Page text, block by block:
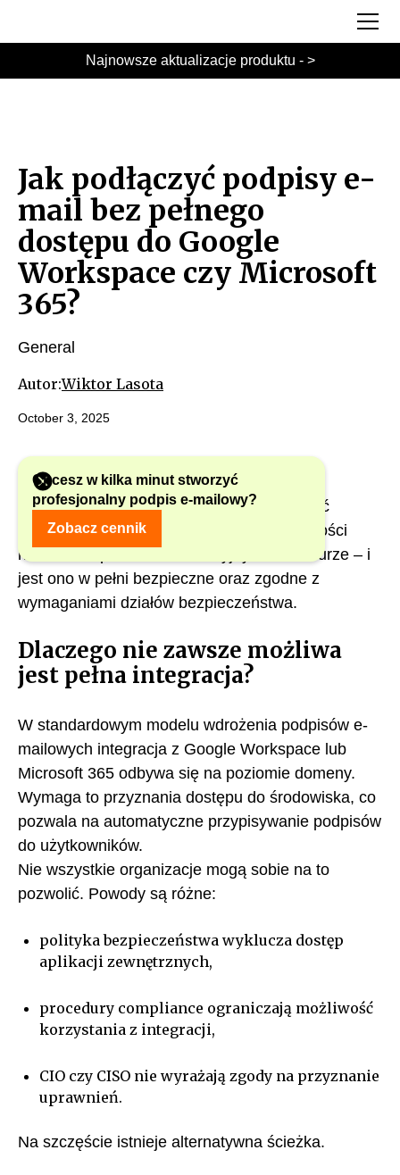
Najnowsze aktualizacje produktu - >
Jak podłączyć podpisy e-
mail bez pełnego
dostępu do Google
Workspace czy Microsoft
365?
General
Autor:Wiktor Lasota
October 3, 2025
Chcesz w kilka minut stworzyć
profesjonalny podpis e-mailowy?
Zobacz cennik
Istnieje rozwiązanie, które pozwala wdrożyć
profesjonalne stopki email
bez konieczności
nadawania praw administracyjnych w chmurze – i
jest ono w pełni bezpieczne oraz zgodne z
wymaganiami działów bezpieczeństwa.
Dlaczego nie zawsze możliwa
jest pełna integracja?
W standardowym modelu wdrożenia podpisów e-
mailowych integracja z Google Workspace lub
Microsoft 365 odbywa się na poziomie domeny.
Wymaga to przyznania dostępu do środowiska, co
pozwala na automatyczne przypisywanie podpisów
do użytkowników.
Nie wszystkie organizacje mogą sobie na to
pozwolić. Powody są różne:
polityka bezpieczeństwa wyklucza dostęp
aplikacji zewnętrznych,
procedury compliance ograniczają możliwość
korzystania z integracji,
CIO czy CISO nie wyrażają zgody na przyznanie
uprawnień.
Na szczęście istnieje alternatywna ścieżka.